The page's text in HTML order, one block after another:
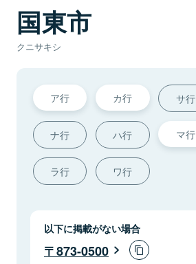
国東市
クニサキシ
ア行 カ行 サ行
ナ行 ハ行 マ行
ラ行 ワ行
以下に掲載がない場合
873-0500